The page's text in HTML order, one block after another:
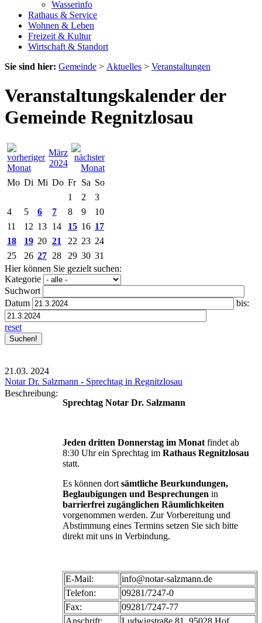
Wasserinfo
Rathaus & Service
Wohnen & Leben
Freizeit & Kultur
Wirtschaft & Standort
Sie sind hier: Gemeinde > Aktuelles > Veranstaltungen
Veranstaltungskalender der
Gemeinde Regnitzlosau
März
2024
Mo Di Mi Do Fr Sa So
1
2
3
4
5 6 7 8 9
10
11
12 13 14 15 16 17
18
19 20 21 22 23 24
25
26 27 28 29 30 31
Hier können Sie gezielt suchen:
Kategorie
Suchwort
Datum
bis:
reset
21.03. 2024
Notar Dr. Salzmann - Sprechtag in Regnitzlosau
Beschreibung:
Sprechtag Notar Dr. Salzmann
Jeden dritten Donnerstag im Monat findet ab
8:30 Uhr ein Sprechtag im Rathaus Regnitzlosau
statt.
Es können dort sämtliche Beurkundungen,
Beglaubigungen und Besprechungen in
barrierfrei zugänglichen Räumlichkeiten
vorgenommen werden. Zur Vorbereitung und
Abstimmung eines Termins setzen Sie sich bitte
direkt mit uns in Verbindung.
E-Mail:
info@notar-salzmann.de
Telefon:
09281/7247-0
Fax:
09281/7247-77
Anschrift:
Ludwigstraße 81, 95028 Hof